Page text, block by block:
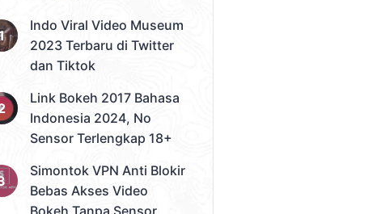
Indo Viral Video Museum
2023 Terbaru di Twitter
dan Tiktok
Link Bokeh 2017 Bahasa
Indonesia 2024, No
Sensor Terlengkap 18+
Simontok VPN Anti Blokir
Bebas Akses Video